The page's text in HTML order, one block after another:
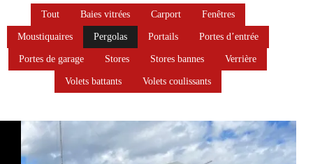
Tout Baies vitrées Carport Fenêtres
Moustiquaires Pergolas Portails Portes d’entrée
Portes de garage Stores Stores bannes Verrière
Volets battants Volets coulissants